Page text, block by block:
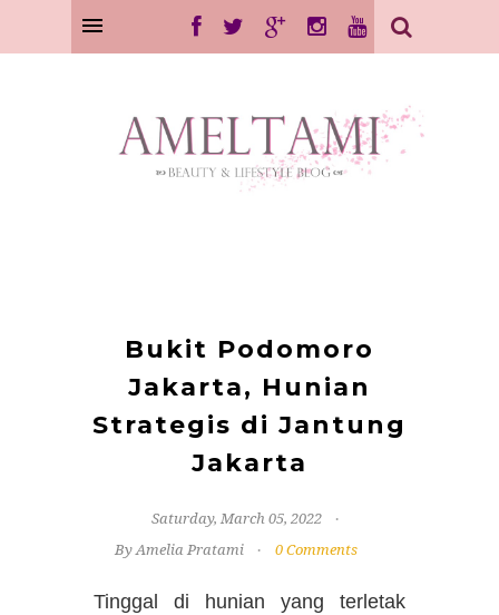
Bukit Podomoro
Jakarta, Hunian
Strategis di Jantung
Jakarta
Saturday, March 05, 2022
By Amelia Pratami
0 Comments
Tinggal di hunian yang terletak